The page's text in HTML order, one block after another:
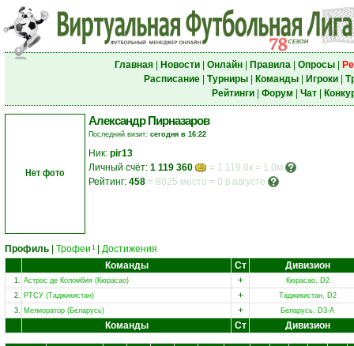
Главная| Новости| Онлайн| Правила| Опросы|
Расписание| Турниры| Команды| Игроки|
Рейтинги| Форум Чат|
Нет фото
Александр Пирназаров
Последний визит: сегодня в 16:22
Ник: pir13
Личный счёт: 1 119 360
= 1 119.0к = 1.0м
Рейтинг: 458 = 8025 место = 0 в августе
Профиль Трофеи 1
Достижения
Команды
Ст Дивизион
1. Астрос де Коломбия (Кюрасао) +
Кюрасао, D2
2. РТСУ (Таджикистан) +
Таджикистан, D2
3. Мелиоратор (Беларусь) + Беларусь, D3-A
Команды Ст Дивизион